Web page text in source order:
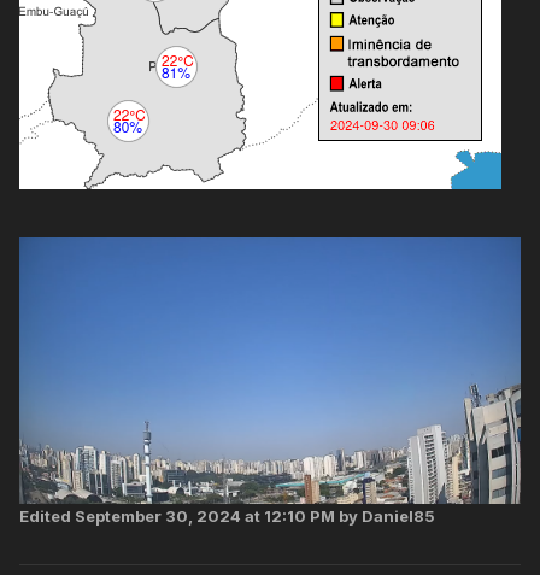
Edited September 30, 2024 at 12:10 PM by Daniel85